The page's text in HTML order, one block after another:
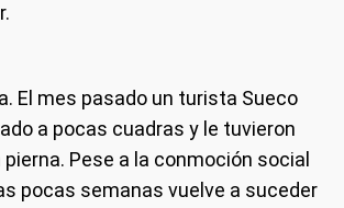
. El mes pasado un turista Sueco
a pocas cuadras y le tuvieron
Pese a la conmoción social
pocas semanas vuelve a suceder